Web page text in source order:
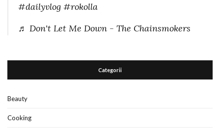
#dailyvlog #rokolla
♬ Don't Let Me Down - The Chainsmokers
Categorii
Beauty
Cooking